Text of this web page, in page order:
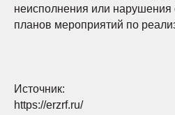
неисполнения или нарушения
планов мероприятий по
Источник:
https://erzrf.ru/